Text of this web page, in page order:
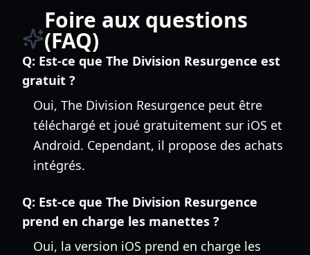
Foire aux questions
(FAQ)
Q: Est-ce que The Division Resurgence est
gratuit ?
Oui, The Division Resurgence peut être
téléchargé et joué gratuitement sur iOS et
Android. Cependant, il propose des achats
intégrés.
Q: Est-ce que The Division Resurgence
prend en charge les manettes ?
Oui, la version iOS prend en charge les